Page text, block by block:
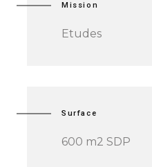
Mission
Etudes
Surface
600 m2 SDP